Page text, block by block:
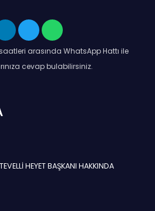
arasında WhatsApp Hattı ile
cevap bulabilirsiniz.
HEYET BAŞKANI HAKKINDA